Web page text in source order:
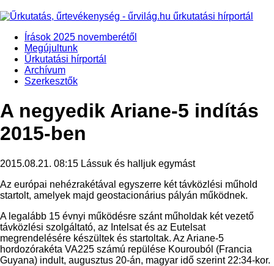
Írások 2025 novemberétől
Megújultunk
Űrkutatási hírportál
Archívum
Szerkesztők
A negyedik Ariane-5 indítás
2015-ben
2015.08.21. 08:15 Lássuk és halljuk egymást
Az európai nehézrakétával egyszerre két távközlési műhold
startolt, amelyek majd geostacionárius pályán működnek.
A legalább 15 évnyi működésre szánt műholdak két vezető
távközlési szolgáltató, az Intelsat és az Eutelsat
megrendelésére készültek és startoltak. Az Ariane-5
hordozórakéta VA225 számú repülése Kourouból (Francia
Guyana) indult, augusztus 20-án, magyar idő szerint 22:34-kor.